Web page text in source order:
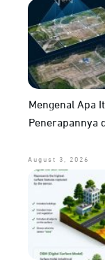
Mengenal Apa
Penerapannya
August 3, 2026